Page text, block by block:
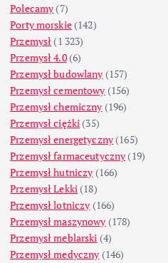
Polecamy (7)
Porty morskie(142)
Przemysł (1 323)
Przemysł 4.0(6)
Przemysł budowlany (157)
Przemysł cementowy (156)
Przemysł chemiczny (196)
Przemysł ciężki (35)
Przemysł energetyczny (165)
Przemysł farmaceutyczny (19)
Przemysł hutniczy (166)
Przemysł Lekki (18)
Przemysł lotniczy (166)
Przemysł maszynowy (178)
Przemysł meblarski (4)
Przemysł medyczny (146)